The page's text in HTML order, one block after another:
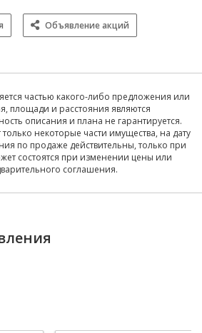
Объявление акций
частью какого-либо предложения или
площади и расстояния являются
описания и плана не гарантируется.
некоторые части имущества, на дату
по продаже действительны, только при
состоятся при изменении цены или
соглашения.